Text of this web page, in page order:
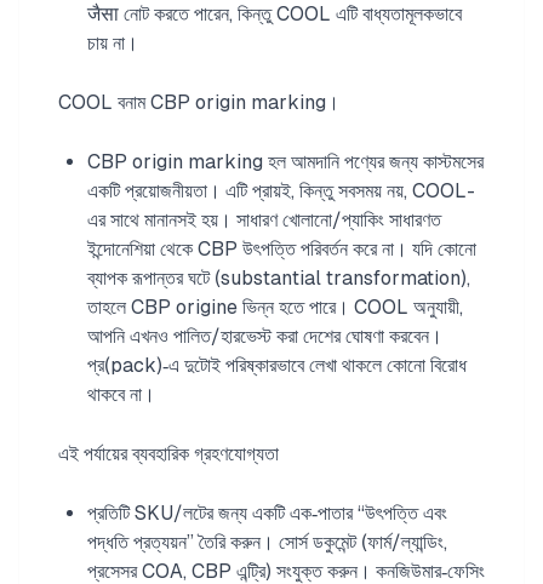
जैसा নোট করতে পারেন, কিন্তু COOL এটি বাধ্যতামূলকভাবে
চায় না।
COOL বনাম CBP origin marking।
CBP origin marking হল আমদানি পণ্যের জন্য কাস্টমসের
একটি প্রয়োজনীয়তা। এটি প্রায়ই, কিন্তু সবসময় নয়, COOL-
এর সাথে মানানসই হয়। সাধারণ খোলানো/প্যাকিং সাধারণত
ইন্দোনেশিয়া থেকে CBP উৎপত্তি পরিবর্তন করে না। যদি কোনো
ব্যাপক রূপান্তর ঘটে (substantial transformation),
তাহলে CBP origine ভিন্ন হতে পারে। COOL অনুযায়ী,
আপনি এখনও পালিত/হারভেস্ট করা দেশের ঘোষণা করবেন।
প্র(pack)‑এ দুটোই পরিষ্কারভাবে লেখা থাকলে কোনো বিরোধ
থাকবে না।
এই পর্যায়ের ব্যবহারিক গ্রহণযোগ্যতা
প্রতিটি SKU/লটের জন্য একটি এক‑পাতার “উৎপত্তি এবং
পদ্ধতি প্রত্যয়ন” তৈরি করুন। সোর্স ডকুমেন্ট (ফার্ম/ল্যান্ডিং,
প্রসেসর COA, CBP এন্ট্রি) সংযুক্ত করুন। কনজিউমার‑ফেসিং